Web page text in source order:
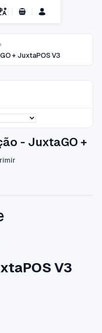
Carrinho de Compras
+ JuxtaPOS V3
- JuxtaGO +
V3